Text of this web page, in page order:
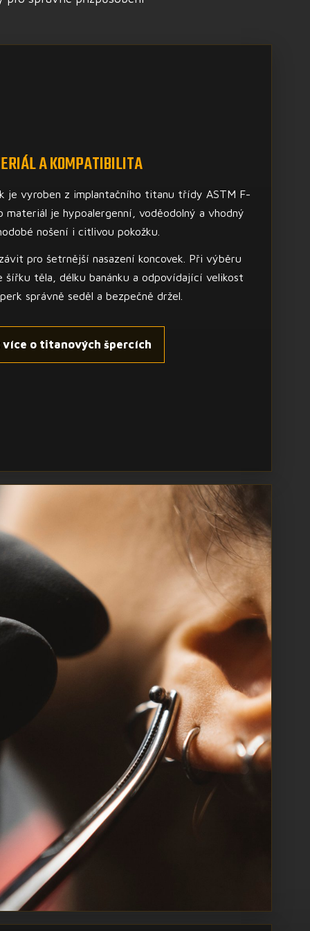
A KOMPATIBILITA
je vyroben z implantačního titanu třídy ASTM F-
materiál je hypoalergenní, voděodolný a vhodný
nošení i citlivou pokožku.
pro šetrnější nasazení koncovek. Při výběru
těla, délku banánku a odpovídající velikost
správně seděl a bezpečně držel.
o titanových špercích